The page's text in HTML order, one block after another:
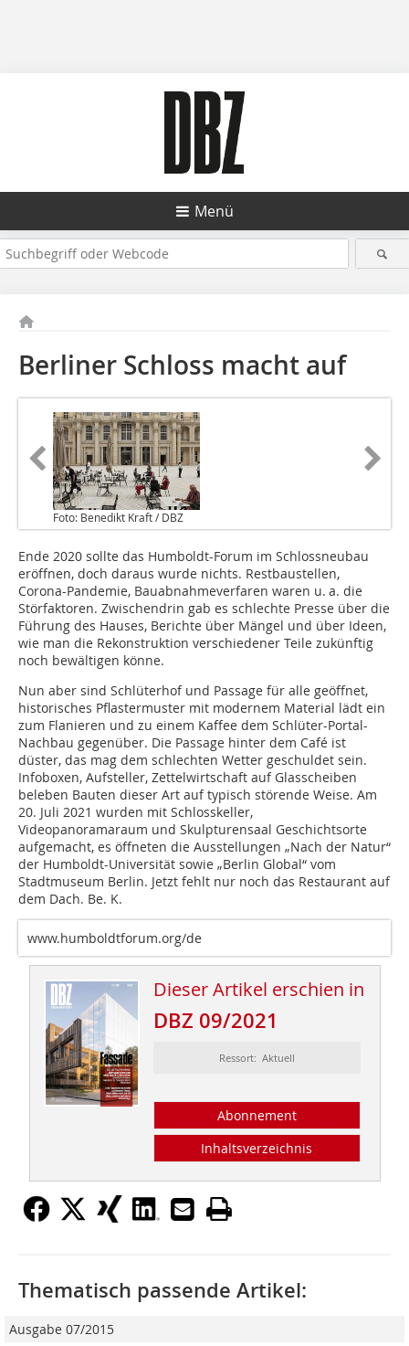
Menü
Berliner Schloss macht auf
Foto: Benedikt Kraft / DBZ
Ende 2020 sollte das Humboldt-Forum im Schlossneubau
eröffnen, doch daraus wurde nichts. Restbaustellen,
Corona-Pandemie, Bauabnahmeverfaren waren u. a. die
Störfaktoren. Zwischendrin gab es schlechte Presse über die
Führung des Hauses, Berichte über Mängel und über Ideen,
wie man die Rekonstruktion verschiedener Teile zukünftig
noch bewältigen könne.
Nun aber sind Schlüterhof und Passage für alle geöffnet,
historisches Pflastermuster mit modernem Material lädt ein
zum Flanieren und zu einem Kaffee dem Schlüter-Portal-
Nachbau gegenüber. Die Passage hinter dem Café ist
düster, das mag dem schlechten Wetter geschuldet sein.
Infoboxen, Aufsteller, Zettelwirtschaft auf Glasscheiben
beleben Bauten dieser Art auf typisch störende Weise. Am
20. Juli 2021 wurden mit Schlosskeller,
Videopanoramaraum und Skulpturensaal ­Geschichtsorte
aufgemacht, es öffneten die Ausstellungen „Nach der Natur“
der Humboldt-Universität sowie „Berlin Global“ vom
Stadtmuseum Berlin. Jetzt fehlt nur noch das Restaurant auf
dem Dach. Be. K.
www.humboldtforum.org/de
Dieser Artikel erschien in
DBZ 09/2021
Ressort: Aktuell
Abonnement
Inhaltsverzeichnis
Thematisch passende Artikel:
Ausgabe 07/2015